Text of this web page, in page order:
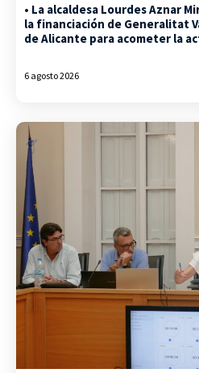
• La alcaldesa Lourdes Aznar
la financiación de Generalitat
de Alicante para acometer la
6 agosto 2026